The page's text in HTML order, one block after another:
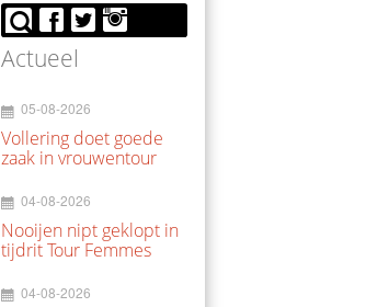
Actueel
05-08-2026
Vollering doet goede
zaak in vrouwentour
04-08-2026
Nooijen nipt geklopt in
tijdrit Tour Femmes
04-08-2026